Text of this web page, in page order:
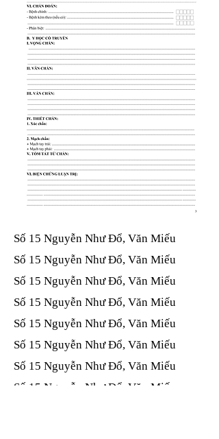
Số 15 Nguyễn Như Đổ, Văn Miếu​​​​
Số 15 Nguyễn Như Đổ, Văn Miếu​​​​
Số 15 Nguyễn Như Đổ, Văn Miếu​​​​
Số 15 Nguyễn Như Đổ, Văn Miếu​​​​
Số 15 Nguyễn Như Đổ, Văn Miếu​​​​
Số 15 Nguyễn Như Đổ, Văn Miếu​​​​
Số 15 Nguyễn Như Đổ, Văn Miếu​​​​
Số 15 Nguyễn Như Đổ, Văn Miếu​​​​